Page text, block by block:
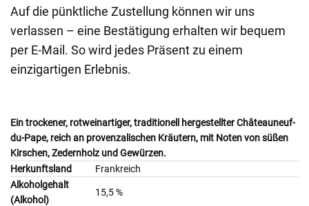
Auf die pünktliche Zustellung können wir uns
verlassen – eine Bestätigung erhalten wir bequem
per E-Mail. So wird jedes Präsent zu einem
einzigartigen Erlebnis.
Ein trockener, rotweinartiger, traditionell hergestellter Châteauneuf-
du-Pape, reich an provenzalischen Kräutern, mit Noten von süßen
Kirschen, Zedernholz und Gewürzen.
Herkunftsland
Frankreich
Alkoholgehalt
(Alkohol)
15,5 %